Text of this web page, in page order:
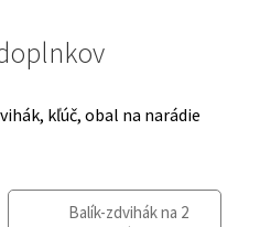
kľúč, obal na narádie
Balík-zdvihák na 2